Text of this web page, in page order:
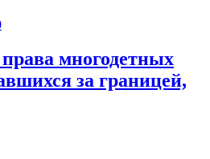
многодетных
за границей,